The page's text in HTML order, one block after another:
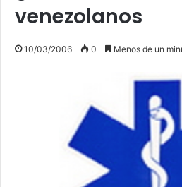
venezolanos
10/03/2006 0 Menos de un